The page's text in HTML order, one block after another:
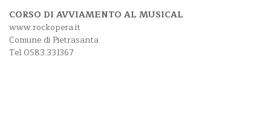
CORSO DI AVVIAMENTO AL MUSICAL
www.rockopera.it
Comune di Pietrasanta
Tel 0583.331367